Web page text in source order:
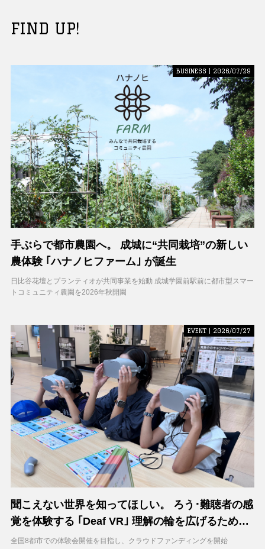
FIND UP!
BUSINESS | 2026/07/29
手ぶらで都市農園へ。 成城に“共同栽培”の新しい
農体験 ｢ハナノヒファーム｣ が誕生
日比谷花壇とプランティオが共同事業を始動 成城学園前駅前に都市型スマー
トコミュニティ農園を2026年秋開園
EVENT | 2026/07/27
聞こえない世界を知ってほしい。 ろう･難聴者の感
覚を体験する ｢Deaf VR｣ 理解の輪を広げるため支
援募集を開始
全国8都市での体験会開催を目指し、クラウドファンディングを開始